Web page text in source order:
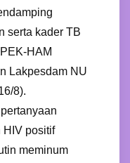
serta kader TB
HAM
Lakpesdam NU
8).
HIV positif
meminum